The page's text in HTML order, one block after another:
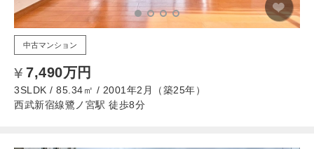
中古マンション
7,490万円
3SLDK / 85.34㎡ / 2001年2月（築25年）
西武新宿線鷺ノ宮駅 徒歩8分